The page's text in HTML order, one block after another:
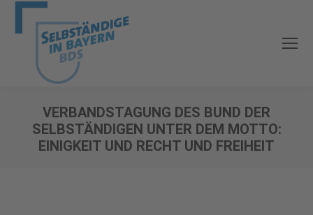
VERBANDSTAGUNG DES BUND DER
SELBSTÄNDIGEN UNTER DEM MOTTO:
EINIGKEIT UND RECHT UND FREIHEIT